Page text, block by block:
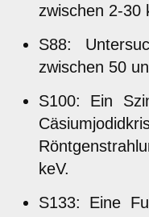
zwischen 2-30
S88:
zwischen 50
S100: Ein
keV.
S133: Eine